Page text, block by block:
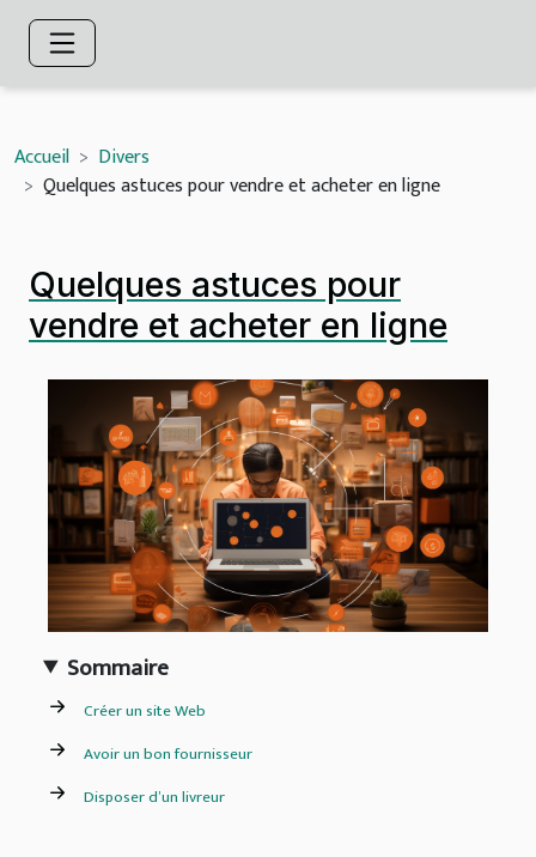
Accueil
Divers
Quelques astuces pour vendre et acheter en ligne
Quelques astuces pour
vendre et acheter en ligne
Sommaire
Créer un site Web
Avoir un bon fournisseur
Disposer d’un livreur